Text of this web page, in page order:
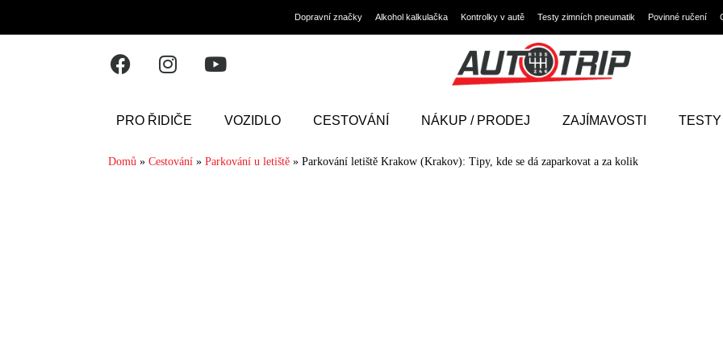
Dopravní značky Alkohol kalkulačka Kontrolky v autě Testy zimních pneumatik Povinné ručení
PRO ŘIDIČE VOZIDLO CESTOVÁNÍ NÁKUP / PRODEJ ZAJÍMAVOSTI TESTY
Domů » Cestování » Parkování u letiště » Parkování letiště Krakow (Krakov): Tipy, kde se dá zaparkovat a za kolik